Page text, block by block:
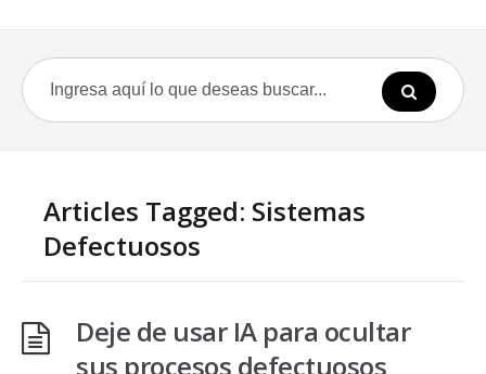
Articles Tagged: Sistemas
Defectuosos
Deje de usar IA para ocultar
sus procesos defectuosos